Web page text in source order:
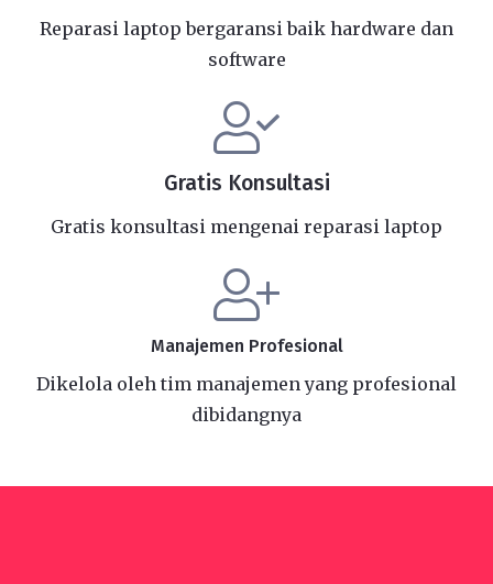
Reparasi laptop bergaransi baik hardware dan
software
Gratis Konsultasi
Gratis konsultasi mengenai reparasi laptop
Manajemen Profesional
Dikelola oleh tim manajemen yang profesional
dibidangnya